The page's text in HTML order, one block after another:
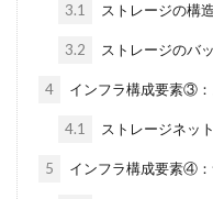
3.1 ストレージの構
3.2 ストレージのバ
4 インフラ構成要素③
4.1 ストレージネッ
5 インフラ構成要素④